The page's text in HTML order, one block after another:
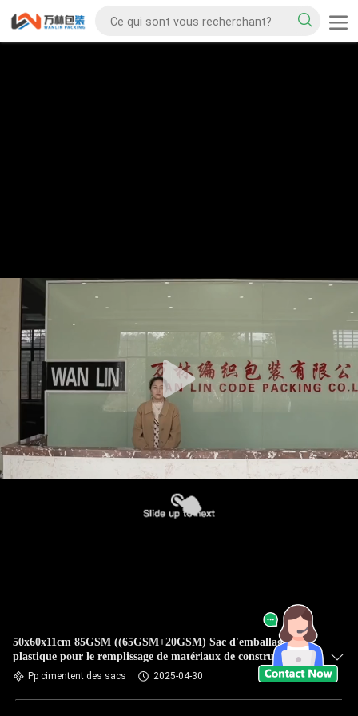
50x60x11cm 85GSM ((65GSM+20GSM) Sac d'emballage en
plastique pour le remplissage de matériaux de construction en
cimentPp cimentent des sacs 2025-04-30